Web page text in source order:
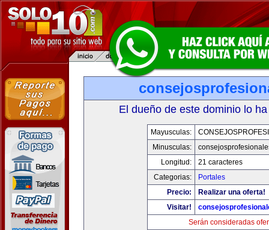
El dueño de este dominio lo
Mayusculas:
Minusculas:
Longitud:
21 caracteres
Categorias:
Portales
Precio:
Realizar una oferta!
Visitar!
Serán consideradas